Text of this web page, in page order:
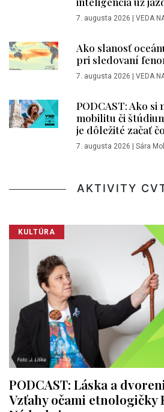
7. augusta 2026 VEDA
Ako slanosť
pri sledovaní
7. augusta 2026 VEDA
PODCAST: Ako
mobilitu či
je dôležité začať
7. augusta 2026 Sára
AKTIVITY
KULTÚRA
PODCAST: Láska a
Vzťahy očami etnologičky